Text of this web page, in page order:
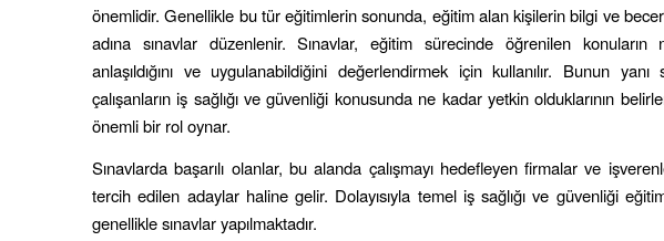
önemlidir. Genellikle bu tür eğitimlerin sonunda, eğitim alan kişilerin bilgi ve
adına sınavlar düzenlenir. Sınavlar, eğitim sürecinde öğrenilen
anlaşıldığını ve uygulanabildiğini değerlendirmek için kullanılır. Bunun yanı
çalışanların iş sağlığı ve güvenliği konusunda ne kadar yetkin olduklarının
önemli bir rol oynar.
Sınavlarda başarılı olanlar, bu alanda çalışmayı hedefleyen firmalar ve
tercih edilen adaylar haline gelir. Dolayısıyla temel iş sağlığı ve güvenliği
genellikle sınavlar yapılmaktadır.